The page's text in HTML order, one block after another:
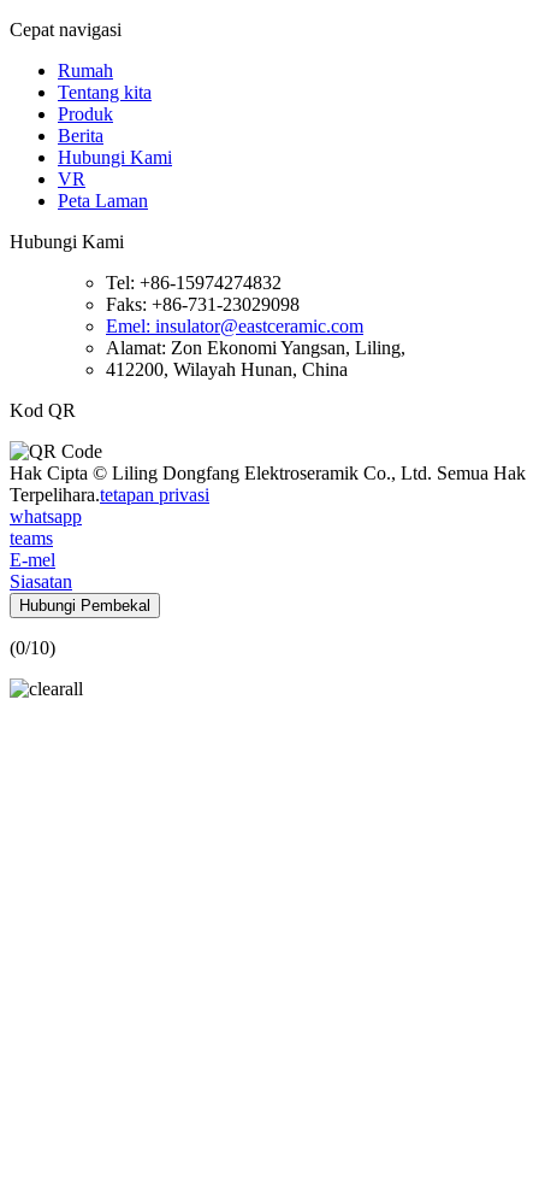
Cepat navigasi
Rumah
Tentang kita
Produk
Berita
Hubungi Kami
VR
Peta Laman
Hubungi Kami
Tel: +86-15974274832
Faks: +86-731-23029098
Emel: insulator@eastceramic.com
Alamat: Zon Ekonomi Yangsan, Liling,
412200, Wilayah Hunan, China
Kod QR
Hak Cipta © Liling Dongfang Elektroseramik Co., Ltd. Semua Hak
Terpelihara.tetapan privasi
whatsapp
teams
E-mel
Siasatan
Hubungi Pembekal
(0/10)